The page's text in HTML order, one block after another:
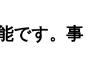
です。事